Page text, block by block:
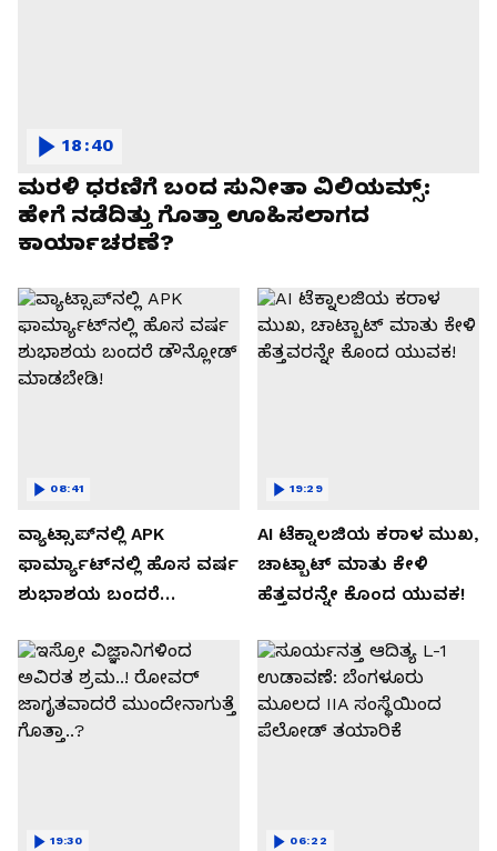
ಮರಳಿ ಧರಣಿಗೆ ಬಂದ ಸುನೀತಾ ವಿಲಿಯಮ್ಸ್:
ಹೇಗೆ ನಡೆದಿತ್ತು ಗೊತ್ತಾ ಊಹಿಸಲಾಗದ
ಕಾರ್ಯಾಚರಣೆ?
18:40
ವ್ಯಾಟ್ಸಾಪ್‌ನಲ್ಲಿ APK
ಫಾರ್ಮ್ಯಾಟ್‌ನಲ್ಲಿ ಹೊಸ ವರ್ಷ
ಶುಭಾಶಯ ಬಂದರೆ
08:41
AI ಟೆಕ್ನಾಲಜಿಯ ಕರಾಳ ಮುಖ,
ಚಾಟ್ಬಾಟ್ ಮಾತು ಕೇಳಿ
ಹೆತ್ತವರನ್ನೇ ಕೊಂದ ಯುವಕ!
19:29
19:30 06:22